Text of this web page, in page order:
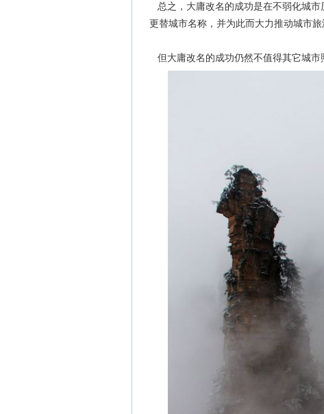
总之，大庸改名的成功是在不弱化城
更替城市名称，并为此而大力推动城市
但大庸改名的成功仍然不值得其它城市